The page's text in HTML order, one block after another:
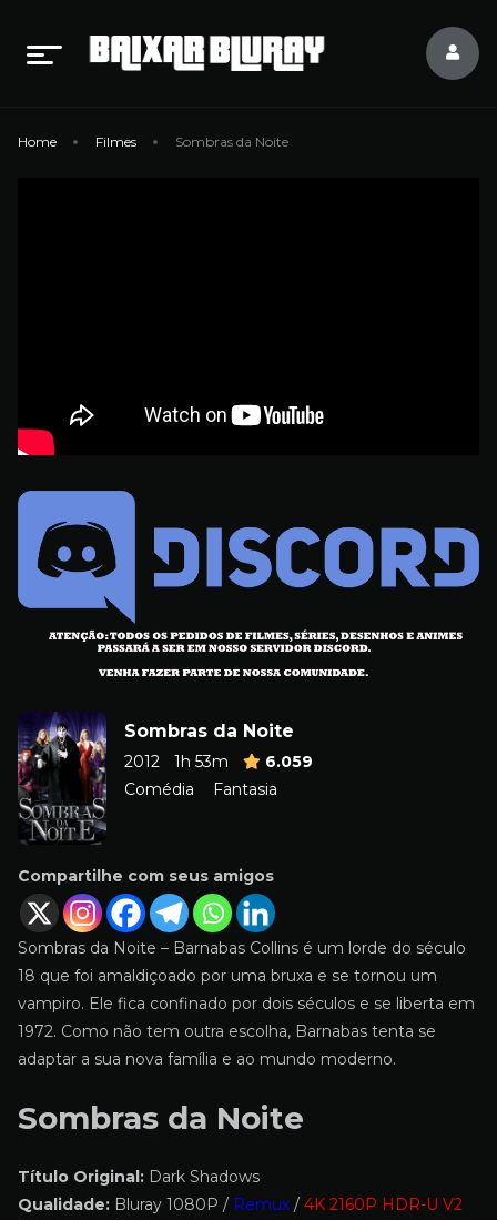
Home Filmes Sombras da Noite
Sombras da Noite
2012 1h 53m
6.059
Comédia
Fantasia
Compartilhe com seus amigos
Sombras da Noite – Barnabas Collins é um lorde do século
18 que foi amaldiçoado por uma bruxa e se tornou um
vampiro. Ele fica confinado por dois séculos e se liberta em
1972. Como não tem outra escolha, Barnabas tenta se
adaptar a sua nova família e ao mundo moderno.
Sombras da Noite
Título Original: Dark Shadows
Qualidade: Bluray 1080P / Remux / 4K 2160P HDR-U V2